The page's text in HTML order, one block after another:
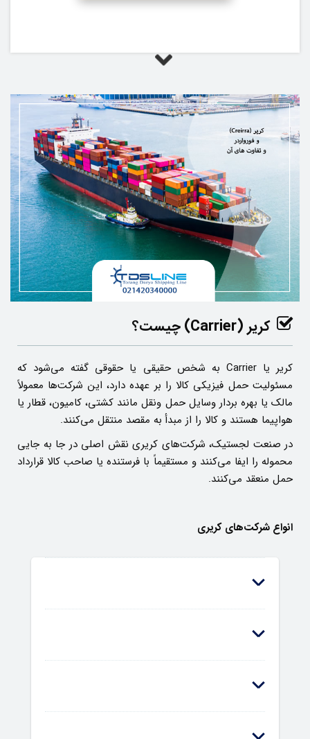
کریر (Carrier) چیست؟
کریر یا Carrier به شخص حقیقی یا حقوقی گفته می‌شود که
مسئولیت حمل فیزیکی کالا را بر عهده دارد، این شرکت‌ها معمولاً
مالک یا بهره‌ بردار وسایل حمل‌ ونقل مانند کشتی، کامیون، قطار یا
هواپیما هستند و کالا را از مبدأ به مقصد منتقل می‌کنند.
در صنعت لجستیک، شرکت‌های کریری نقش اصلی در جا به‌ جایی
محموله را ایفا می‌کنند و مستقیماً با فرستنده یا صاحب کالا قرارداد
حمل منعقد می‌کنند.
انواع شرکت‌های کریری